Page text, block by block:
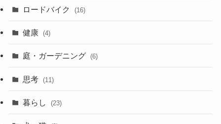
ロードバイク (16)
健康 (4)
庭・ガーデニング (6)
思考 (11)
暮らし (23)